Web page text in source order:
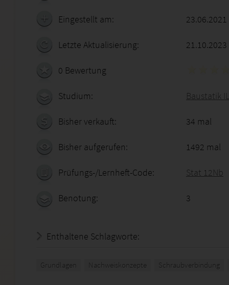
Eingestellt am:
Letzte Aktualisierung: 21.10.2023
0 Bewertung
Studium: Baustatik
Bisher verkauft: 34 mal
Bisher aufgerufen: 1492 mal
Prüfungs-/Lernheft-Code: Stat 12Nb
Benotung: 3
Enthaltene Schlagworte:
Grundlagen Nachweiskonzepte Schraubverbindung